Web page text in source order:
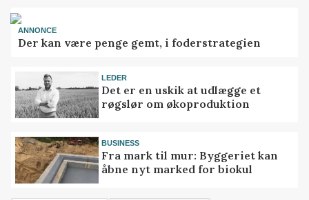
ANNONCE
Der kan være penge gemt, i foderstrategien
LEDER
Det er en uskik at udlægge et
røgslør om økoproduktion
BUSINESS
Fra mark til mur: Byggeriet kan
åbne nyt marked for biokul